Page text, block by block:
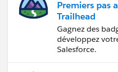
Premiers pas
Trailhead
Gagnez des
développez
Salesforce.